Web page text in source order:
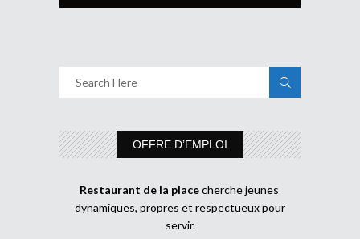
OFFRE D’EMPLOI
Restaurant de la placecherche jeunes
dynamiques, propres et respectueux pour
servir.